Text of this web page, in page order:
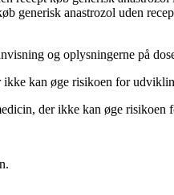
generisk anastrozol uden
og oplysningerne på
ikke kan øge risikoen for
der ikke kan øge